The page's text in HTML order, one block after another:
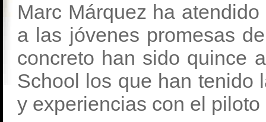
Marc Márquez ha
a las jóvenes promesas
concreto han sido quince
School los que han tenido
y experiencias con el